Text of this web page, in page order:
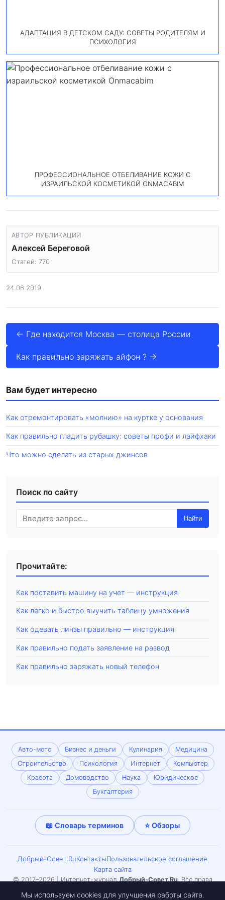
АДАПТАЦИЯ В ДЕТСКОМ САДУ: СОВЕТЫ РОДИТЕЛЯМ И
ПСИХОЛОГИЯ
ПРОФЕССИОНАЛЬНОЕ ОТБЕЛИВАНИЕ КОЖИ С
ИЗРАИЛЬСКОЙ КОСМЕТИКОЙ ONMACABIM
АВТОР ПУБЛИКАЦИИ
Алексей Береговой
Статей: 770
24.06.2019
← Где находится Москва — столица России
Как правильно заряжать айфон ? →
Вам будет интересно
Как отремонтировать «молнию» на куртке у основания
Как правильно гладить рубашку: советы профи и лайфхаки
Что можно сделать из старых джинсов
Поиск по сайту
Найти
Прочитайте:
Как поставить машину на учет — инструкция
Как легко и быстро выучить таблицу умножения
Как одевать линзы правильно — инструкция
Как правильно подать заявление на развод
Как правильно заряжать новый телефон
Авто-мото Бизнес и деньги Кулинария
Медицина
Строительство
Психология Интернет
Компьютер
Красота
Домоводство Наука
Юридическое
Бухгалтерия
📖 Словарь терминов ⭐ Обзоры
Добрый-Совет.RuКонтактыПользовательское соглашение
Карта сайта
© 2017–2026 | Интернет-журналДобрый-Совет.Ru. Все права
Мы используем cookies для улучшения работы сайта.